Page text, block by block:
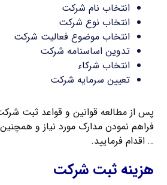
انتخاب نام شرکت
انتخاب نوع شرکت
انتخاب موضوع فعالیت شرکت
تدوین اساسنامه شرکت
انتخاب شرکاء
تعیین سرمایه شرکت
پس از مطالعه قوانین و قواعد ثبت
فراهم نمودن مدارک مورد نیاز و
… اقدام فرمایید.
هزینه ثبت شرکت